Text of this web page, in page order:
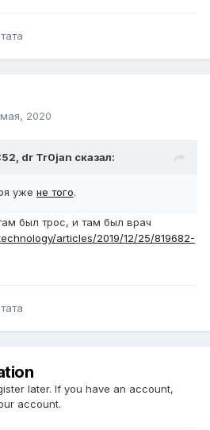
2020
dr Tr0jan сказал:
уже не того.
был трос, и там был врач
articles/2019/12/25/819682-
later. If you have an account,
account.